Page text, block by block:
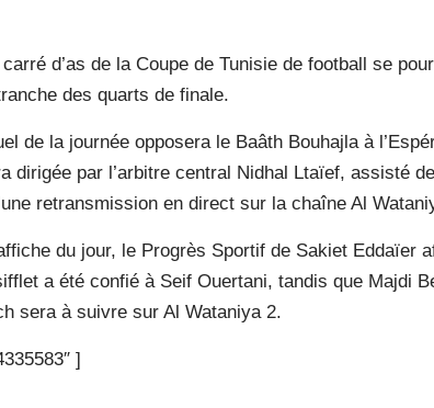
d’as de la Coupe de Tunisie de football se
des quarts de finale.
de la journée opposera le Baâth Bouhajla à
dirigée par l’arbitre central Nidhal Ltaïef, assisté
retransmission en direct sur la chaîne Al
du jour, le Progrès Sportif de Sakiet Eddaïer
a été confié à Seif Ouertani, tandis que Majdi
sera à suivre sur Al Wataniya 2.
]